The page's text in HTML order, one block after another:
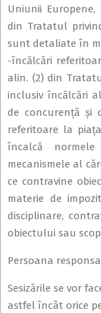
Uniunii
din Tratatul
sunt detaliate în
-încălcări
alin. (2) din
inclusiv încălcări
de concurenţă şi
referitoare la
încalcă
mecanismele al
ce contravine
materie de
disciplinare,
obiectului sau
Persoana
Sesizările se vor
astfel încât orice